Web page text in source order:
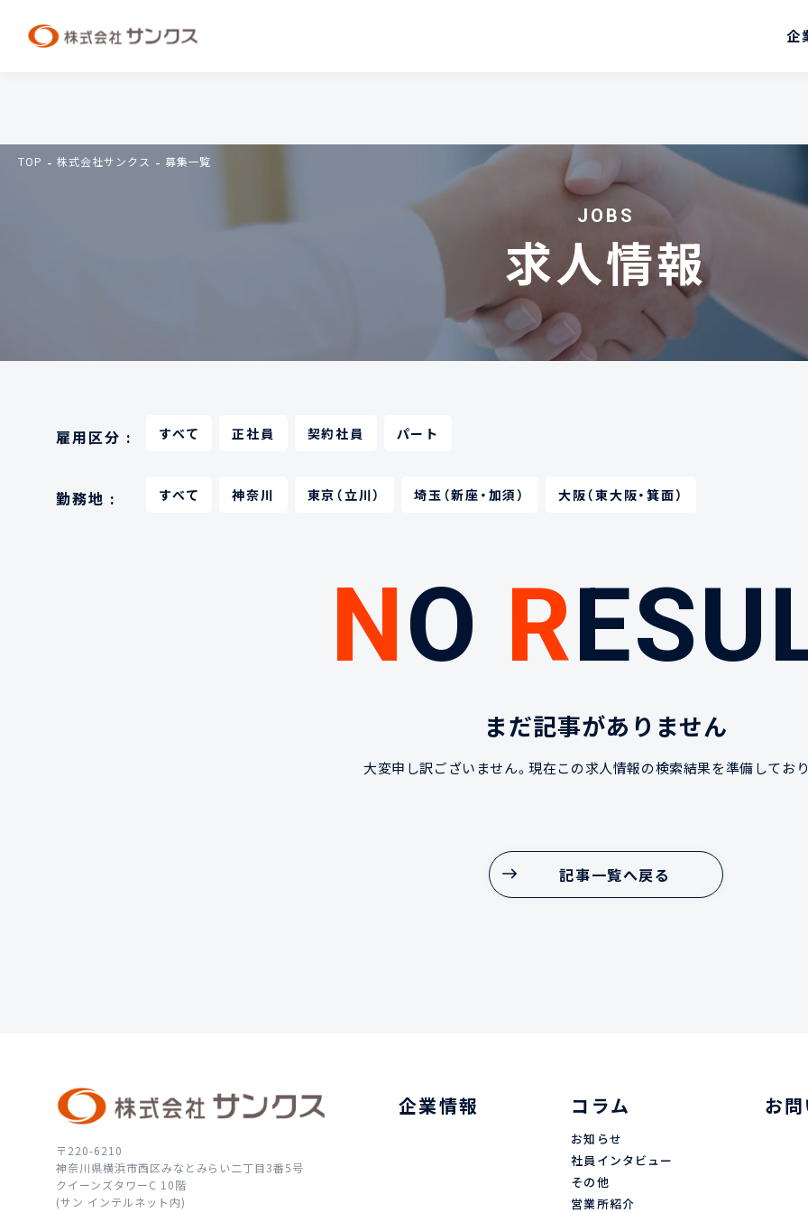
企
TOP 株式会社サンクス 募集一覧
JOBS
求人情報
雇用区分 : すべて 正社員 契約社員 パート
勤務地 : すべて 神奈川 東京（立川） 埼玉（新座・加須） 大阪（東大阪・箕面）
NO R
まだ記事がありません
大変申し訳ございません。現在この求人情報の検索結果を準備しており
記事一覧へ戻る
記事一覧へ戻る
〒220-6210
神奈川県横浜市西区みなとみらい二丁目3番5号
クイーンズタワーC 10階
(サン インテルネット内)
企業情報 コラム
お知らせ
社員インタビュー
その他
営業所紹介
お